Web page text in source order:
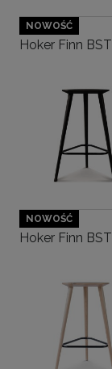
Hoker Finn
NOWOŚĆ
Hoker Finn
NOWOŚĆ